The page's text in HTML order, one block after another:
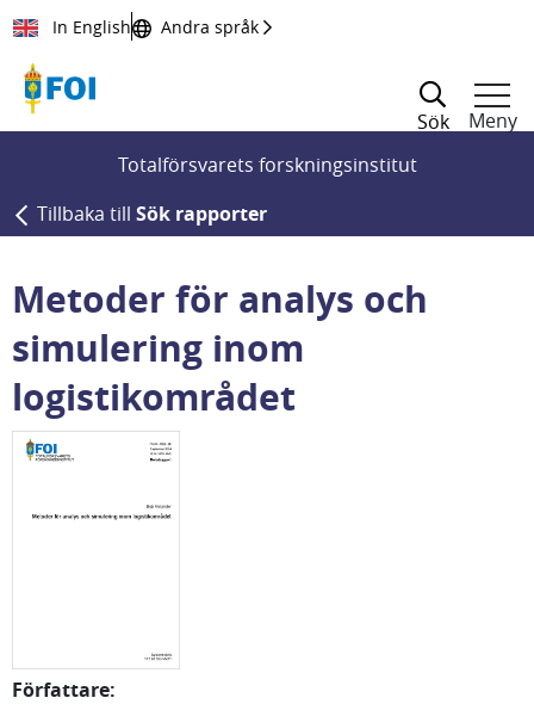
Till innehållet
In English Andra språk
Sök
Meny
Totalförsvarets forskningsinstitut
Tillbaka till Sök rapporter
Metoder för analys och
simulering inom
logistikområdet
Författare: